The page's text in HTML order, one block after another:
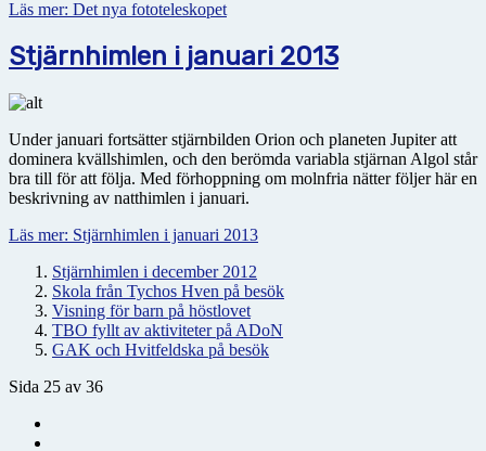
Läs mer: Det nya fototeleskopet
Stjärnhimlen i januari 2013
Under januari fortsätter stjärnbilden Orion och planeten Jupiter att
dominera kvällshimlen, och den berömda variabla stjärnan Algol står
bra till för att följa. Med förhoppning om molnfria nätter följer här en
beskrivning av natthimlen i januari.
Läs mer: Stjärnhimlen i januari 2013
Stjärnhimlen i december 2012
Skola från Tychos Hven på besök
Visning för barn på höstlovet
TBO fyllt av aktiviteter på ADoN
GAK och Hvitfeldska på besök
Sida 25 av 36